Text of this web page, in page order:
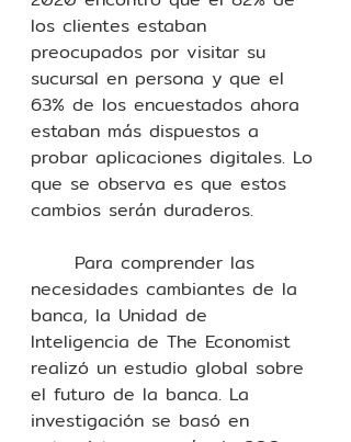
los clientes estaban
preocupados por visitar su
sucursal en persona y que el
63% de los encuestados ahora
estaban más dispuestos a
probar aplicaciones digitales. Lo
que se observa es que estos
cambios serán duraderos.
necesidades cambiantes de la
banca, la Unidad de
Inteligencia de The Economist
realizó un estudio global sobre
el futuro de la banca. La
investigación se basó en